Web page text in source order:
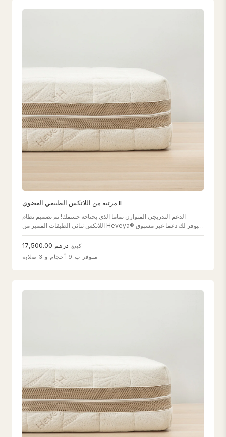
مرتبة من اللاتكس الطبيعي العضوي II
الدعم التدريجي المتوازن تماما الذي يحتاجه جسمك! تم تصميم نظام
اللاتكس ثنائي الطبقات المميز من Heveya® ليوفر لك دعما غير مسبوق
مع إعطاء لطيف ، مما يمنحك راحة تامة.
درهم 17,500.00 كينغ
متوفر ب 9 أحجام و 3 صلابة